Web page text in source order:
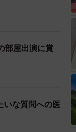
部屋出演に賞
いな質問への医